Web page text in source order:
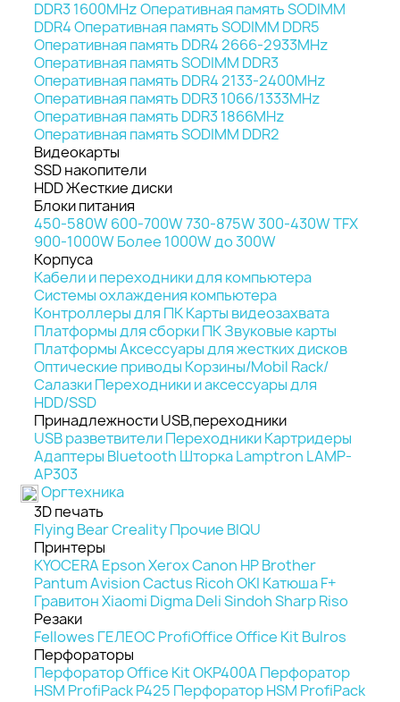
DDR3 1600MHzОперативная память SODIMM
DDR4Оперативная память SODIMM DDR5
Оперативная память DDR4 2666-2933MHz
Оперативная память SODIMM DDR3
Оперативная память DDR4 2133-2400MHz
Оперативная память DDR3 1066/1333MHz
Оперативная память DDR3 1866MHz
Оперативная память SODIMM DDR2
Видеокарты
SSD накопители
HDD Жесткие диски
Блоки питания
450-580W600-700W730-875W300-430WTFX
900-1000WБолее 1000Wдо 300W
Корпуса
Кабели и переходники для компьютера
Системы охлаждения компьютера
Контроллеры для ПККарты видеозахвата
Платформы для сборки ПКЗвуковые карты
ПлатформыАксессуары для жестких дисков
Оптические приводы Корзины/Mobil Rack/
СалазкиПереходники и аксессуары для
HDD/SSD
Принадлежности USB,переходники
USB разветвителиПереходникиКартридеры
Адаптеры Bluetooth Шторка Lamptron LAMP-
AP303
Оргтехника
3D печать
Flying BearCrealityПрочие BIQU
Принтеры
KYOCERA EpsonXeroxCanon HPBrother
PantumAvisionCactus RicohOKI КатюшаF+
ГравитонXiaomi DigmaDeliSindohSharpRiso
Резаки
Fellowes ГЕЛЕОСProfiOfficeOffice Kit Bulros
Перфораторы
Перфоратор Office Kit OKP400A Перфоратор
HSM ProfiPack P425 Перфоратор HSM ProfiPack